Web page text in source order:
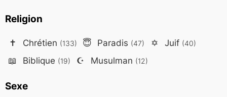
Religion
✝️ Chrétien (133) 😇 Paradis (47) ✡️ Juif (40)
📖 Biblique (19) ☪️ Musulman (12)
Sexe